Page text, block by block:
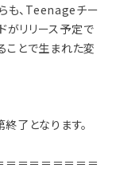
も、Teenageチー
がリリース予定で
ことで生まれた変
了となります。
＝＝＝＝＝＝＝＝